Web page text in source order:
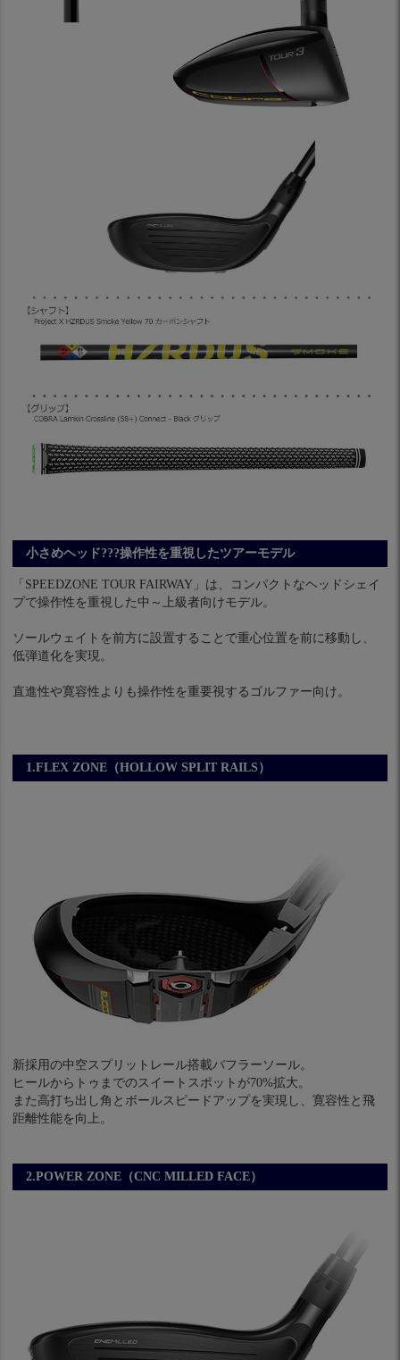
小さめヘッド???操作性を重視したツアーモデル
「SPEEDZONE TOUR FAIRWAY」は、コンパクトなヘッドシェイ
プで操作性を重視した中～上級者向けモデル。
ソールウェイトを前方に設置することで重心位置を前に移動し、
低弾道化を実現。
直進性や寛容性よりも操作性を重要視するゴルファー向け。
1.FLEX ZONE（HOLLOW SPLIT RAILS）
新採用の中空スプリットレール搭載バフラーソール。
ヒールからトゥまでのスイートスポットが70%拡大。
また高打ち出し角とボールスピードアップを実現し、寛容性と飛
距離性能を向上。
2.POWER ZONE（CNC MILLED FACE）